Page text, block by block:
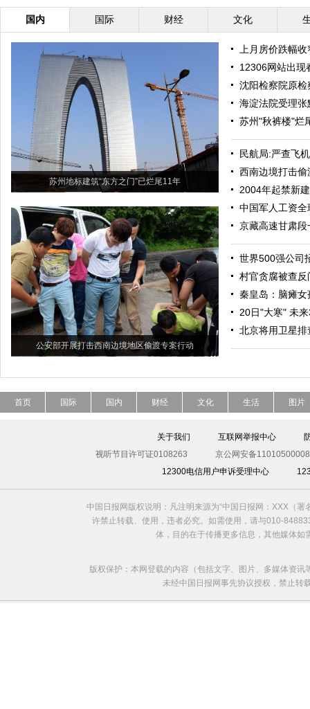
国内 国际 财经 文化
苏州地标建筑“东方之门”已烂尾11年
公安部开展打击西南边境地区偷渡专案行动
上月房价跌幅
12306网站出现
沈阳检察院原
海淀法院受理
苏州"秋裤楼"烂
民航局:严查飞
西南边境打击
2004年起禁新
中国军人工资
京藏高速甘肃
世界500强公司
村官贪腐被查
秦皇岛：脑瘫
20日"大寒" 未
北京将用卫星
首页 国际 国内 财经 文化 生活 图片
关于我们 互联网举报中心
视听节目许可证0108263
京公网安备
12300电信用户申诉受理中心
中国日报网版权说明：凡注明来源为“中国日报网：XXX（
许禁止转载、使用，违者必究。如需使用，请与010-
体，目的在于传播更多信息，其他媒体
版权保护：本网登载的内容（包括文字、图片、多媒体资
未经中国日报网事先协议授权，禁止转